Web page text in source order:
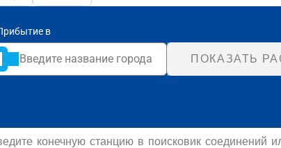
в
ПОКАЗАТЬ
конечную станцию в поисковик соединений